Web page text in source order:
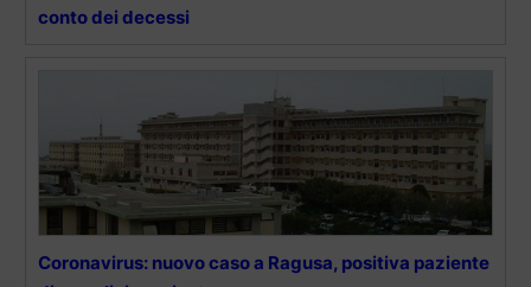
conto dei decessi
Coronavirus: nuovo caso a Ragusa, positiva paziente